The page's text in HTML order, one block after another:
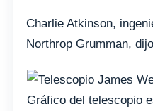
Charlie Atkinson,
Northrop Grumman,
Gráfico del telescopio